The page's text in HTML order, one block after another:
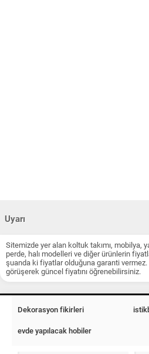
Uyarı
Sitemizde yer alan koltuk takımı, mobilya,
perde, halı modelleri ve diğer ürünlerin
şuanda ki fiyatlar olduğuna garanti vermez.
görüşerek güncel fiyatını öğrenebilirsiniz.
Dekorasyon fikirleri
evde yapılacak hobiler